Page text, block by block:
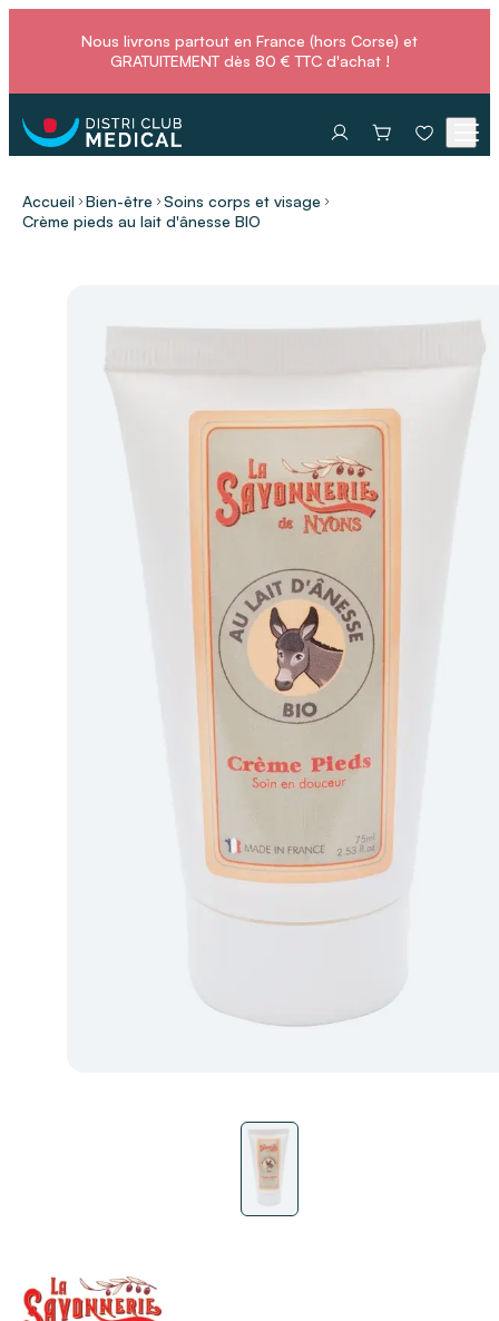
Nous livrons partout en France (hors Corse) et
GRATUITEMENT dès 80 € TTC d'achat !
Accueil Bien-être
Soins corps et visage
Crème pieds au lait d'ânesse BIO